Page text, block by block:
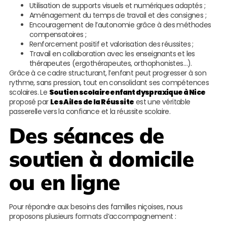
Utilisation de supports visuels et numériques adaptés ;
Aménagement du temps de travail et des consignes ;
Encouragement de l’autonomie grâce à des méthodes
compensatoires ;
Renforcement positif et valorisation des réussites ;
Travail en collaboration avec les enseignants et les
thérapeutes (ergothérapeutes, orthophonistes…).
Grâce à ce cadre structurant, l’enfant peut progresser à son
rythme, sans pression, tout en consolidant ses compétences
scolaires. Le Soutien scolaire enfant dyspraxique à Nice
proposé par Les Ailes de la Réussite est une véritable
passerelle vers la confiance et la réussite scolaire.
Des séances de
soutien à domicile
ou en ligne
Pour répondre aux besoins des familles niçoises, nous
proposons plusieurs formats d’accompagnement :